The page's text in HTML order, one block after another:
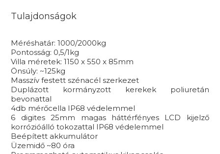
Tulajdonságok
Méréshatár: 1000/2000kg
Pontosság: 0,5/1kg
Villa méretek: 1150 x 550 x 85mm
Önsúly: ~125kg
Masszív festett szénacél szerkezet
Duplázott kormányzott kerekek poliuretán
bevonattal
4db mérőcella IP68 védelemmel
6 digites 25mm magas háttérfényes LCD kijelző
korrózióálló tokozattal IP68 védelemmel
Beépített akkumulátor
Üzemidő ~80 óra